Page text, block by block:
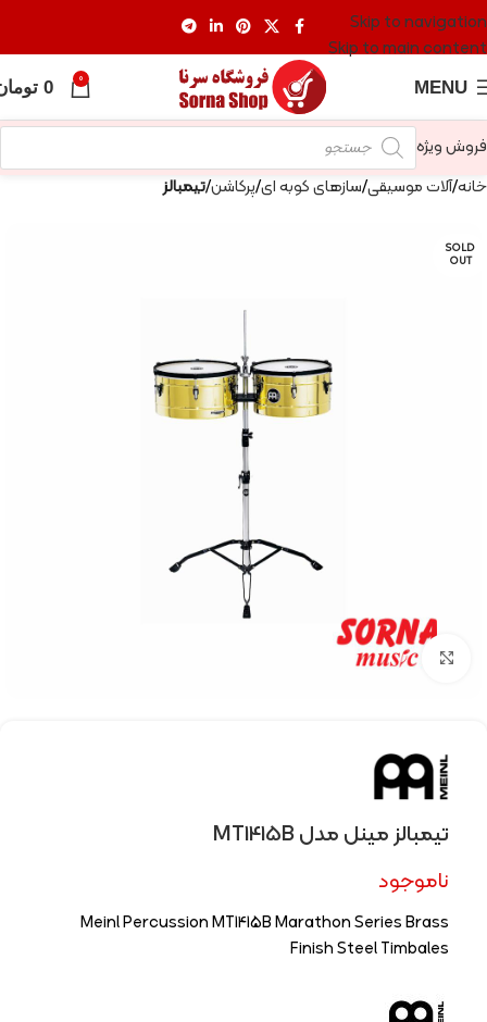
Skip to navigation
Skip to main content
MENU
0
0
فروش ویژه
خانه آلات موسیقی سازهای کوبه ای پرکاشن تیمبالز
SOLD
OUT
Click to enlarge
تیمبالز مینل مدل MT1415B
ناموجود
Meinl Percussion MT1415B Marathon Series Brass
Finish Steel Timbales